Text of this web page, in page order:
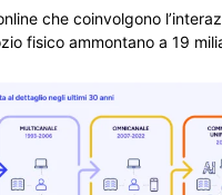
che coinvolgono
fisico ammontano a 19